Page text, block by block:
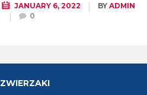
JANUARY 6, 2022 BY ADMIN
0
ZWIERZAKI